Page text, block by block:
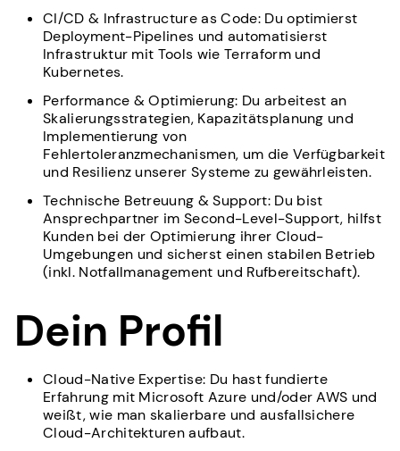
CI/CD & Infrastructure as Code: Du optimierst
Deployment-Pipelines und automatisierst
Infrastruktur mit Tools wie Terraform und
Kubernetes.
Performance & Optimierung: Du arbeitest an
Skalierungsstrategien, Kapazitätsplanung und
Implementierung von
Fehlertoleranzmechanismen, um die Verfügbarkeit
und Resilienz unserer Systeme zu gewährleisten.
Technische Betreuung & Support: Du bist
Ansprechpartner im Second-Level-Support, hilfst
Kunden bei der Optimierung ihrer Cloud-
Umgebungen und sicherst einen stabilen Betrieb
(inkl. Notfallmanagement und Rufbereitschaft).
Dein Profil
Cloud-Native Expertise: Du hast fundierte
Erfahrung mit Microsoft Azure und/oder AWS und
weißt, wie man skalierbare und ausfallsichere
Cloud-Architekturen aufbaut.